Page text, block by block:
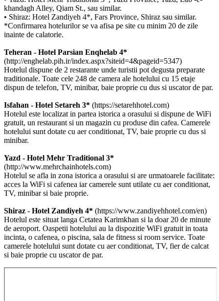
khandagh Alley, Qiam St., sau similar.
• Shiraz: Hotel Zandiyeh 4*, Fars Province, Shiraz sau similar.
*Confirmarea hotelurilor se va afisa pe site cu minim 20 de zile
inainte de calatorie.
Teheran - Hotel Parsian Enqhelab 4*
(http://enghelab.pih.ir/index.aspx?siteid=4&pageid=5347)
Hotelul dispune de 2 restarante unde turistii pot degusta preparate
traditionale. Toate cele 248 de camera ale hotelului cu 15 etaje
dispun de telefon, TV, minibar, baie proprie cu dus si uscator de par.
Isfahan - Hotel Setareh 3* (https://setarehhotel.com)
Hotelul este localizat in partea istorica a orasului si dispune de WiFi
gratuit, un restaurant si un magazin cu produse din cafea. Camerele
hotelului sunt dotate cu aer conditionat, TV, baie proprie cu dus si
minibar.
Yazd - Hotel Mehr Traditional 3*
(http://www.mehrchainhotels.com)
Hotelul se afla in zona istorica a orasului si are urmatoarele facilitate:
acces la WiFi si cafenea iar camerele sunt utilate cu aer conditionat,
TV, minibar si baie proprie.
Shiraz - Hotel Zandiyeh 4* (https://www.zandiyehhotel.com/en)
Hotelul este situat langa Cetatea Karimkhan si la doar 20 de minute
de aeroport. Oaspetii hotelului au la dispozitie WiFi gratuit in toata
incinta, o cafenea, o piscina, sala de fitness si room service. Toate
camerele hotelului sunt dotate cu aer conditionat, TV, fier de calcat
si baie proprie cu uscator de par.